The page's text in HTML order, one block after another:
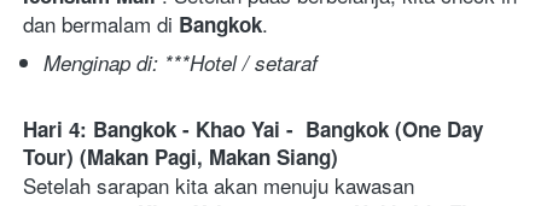
dan bermalam di Bangkok.
Menginap di: ***Hotel / setaraf
Hari 4: Bangkok - Khao Yai - Bangkok (One Day
Tour) (Makan Pagi, Makan Siang)
Setelah sarapan kita akan menuju kawasan